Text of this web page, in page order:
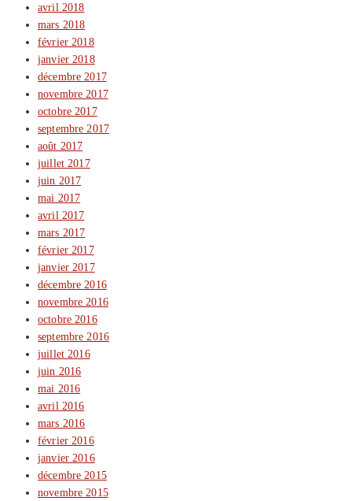
avril 2018
mars 2018
février 2018
janvier 2018
décembre 2017
novembre 2017
octobre 2017
septembre 2017
août 2017
juillet 2017
juin 2017
mai 2017
avril 2017
mars 2017
février 2017
janvier 2017
décembre 2016
novembre 2016
octobre 2016
septembre 2016
juillet 2016
juin 2016
mai 2016
avril 2016
mars 2016
février 2016
janvier 2016
décembre 2015
novembre 2015